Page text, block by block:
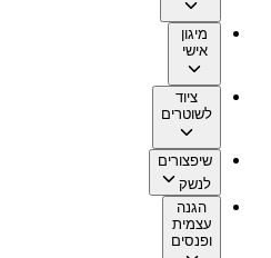
מיגון
אישי
ציוד
לשוטרים
שיפצורים
לנשק
הגנה
עצמית
ופנסים